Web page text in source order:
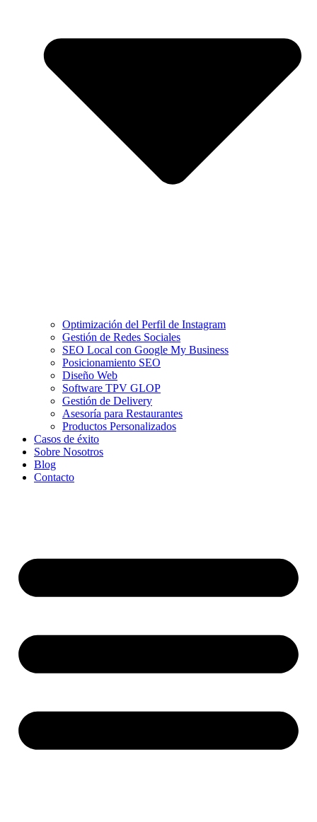
Optimización del Perfil de Instagram
Gestión de Redes Sociales
SEO Local con Google My Business
Posicionamiento SEO
Diseño Web
Software TPV GLOP
Gestión de Delivery
Asesoría para Restaurantes
Productos Personalizados
Casos de éxito
Sobre Nosotros
Blog
Contacto